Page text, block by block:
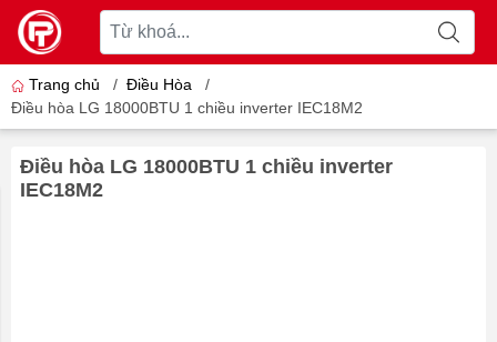
Trang chủ / Điều Hòa
/
Điều hòa LG 18000BTU 1 chiều inverter IEC18M2
Điều hòa LG 18000BTU 1 chiều inverter
IEC18M2